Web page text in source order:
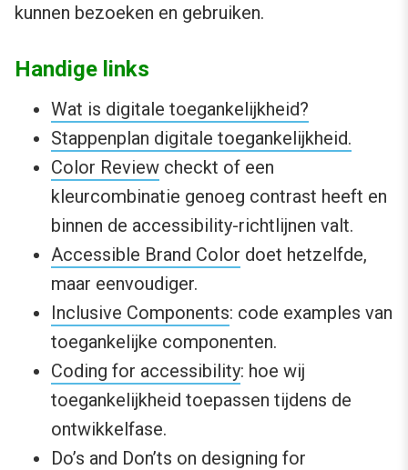
kunnen bezoeken en gebruiken.
Handige links
Wat is digitale toegankelijkheid?
Stappenplan digitale toegankelijkheid.
Color Review checkt of een
kleurcombinatie genoeg contrast heeft en
binnen de accessibility-richtlijnen valt.
Accessible Brand Color doet hetzelfde,
maar eenvoudiger.
Inclusive Components: code examples van
toegankelijke componenten.
Coding for accessibility: hoe wij
toegankelijkheid toepassen tijdens de
ontwikkelfase.
Do’s and Don’ts on designing for